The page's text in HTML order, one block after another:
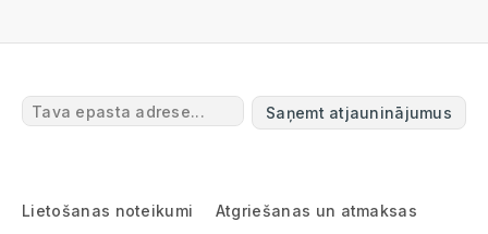
Saņemt atjauninājumus
Lietošanas noteikumi
Atgriešanas un atmaksas